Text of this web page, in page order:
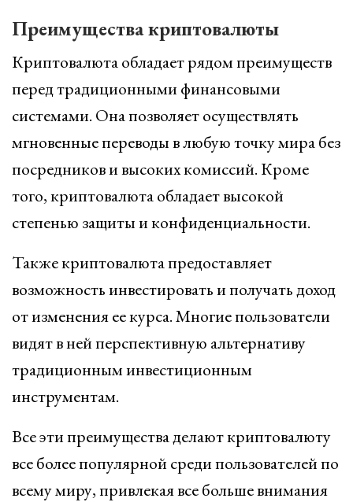
Преимущества криптовалюты
Криптовалюта обладает рядом преимуществ
перед традиционными финансовыми
системами. Она позволяет осуществлять
мгновенные переводы в любую точку мира без
посредников и высоких комиссий. Кроме
того, криптовалюта обладает высокой
степенью защиты и конфиденциальности.
Также криптовалюта предоставляет
возможность инвестировать и получать доход
от изменения ее курса. Многие пользователи
видят в ней перспективную альтернативу
традиционным инвестиционным
инструментам.
Все эти преимущества делают криптовалюту
все более популярной среди пользователей по
всему миру, привлекая все больше внимания